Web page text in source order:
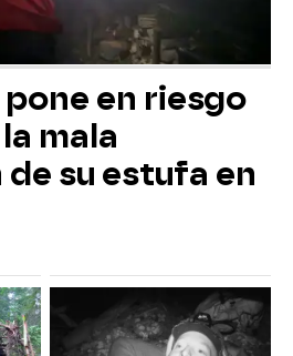
en riesgo
mala
su estufa en